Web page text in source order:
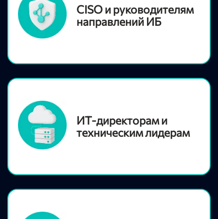
CISO и руководителям
направлений ИБ
ИТ-директорам и
техническим лидерам